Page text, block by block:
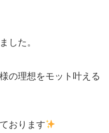
した。
の理想をモット叶える
おります